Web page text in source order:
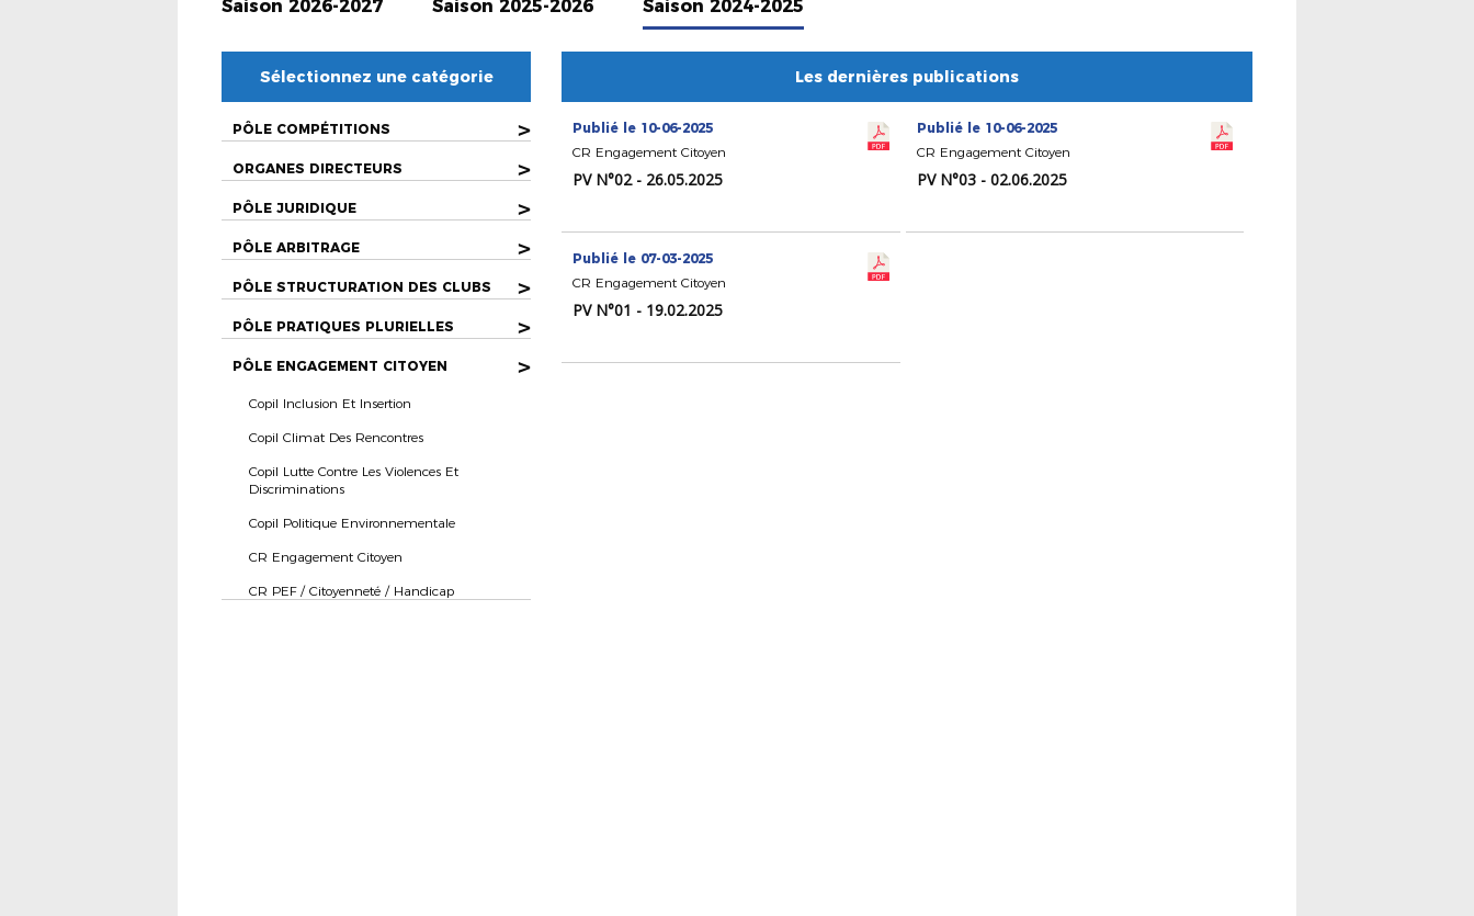
Saison 2026-2027 Saison 2025-2026 Saison 2024-2025
Sélectionnez une catégorie
PÔLE COMPÉTITIONS >
ORGANES DIRECTEURS >
PÔLE JURIDIQUE >
PÔLE ARBITRAGE >
PÔLE STRUCTURATION DES CLUBS >
PÔLE PRATIQUES PLURIELLES >
PÔLE ENGAGEMENT CITOYEN >
Copil Inclusion Et Insertion
Copil Climat Des Rencontres
Copil Lutte Contre Les Violences Et
Discriminations
Copil Politique Environnementale
CR Engagement Citoyen
CR PEF / Citoyenneté / Handicap
Les dernières publications
Publié le 10-06-2025
CR Engagement Citoyen
PV N°02 - 26.05.2025
Publié le 10-06-2025
CR Engagement Citoyen
PV N°03 - 02.06.2025
Publié le 07-03-2025
CR Engagement Citoyen
PV N°01 - 19.02.2025